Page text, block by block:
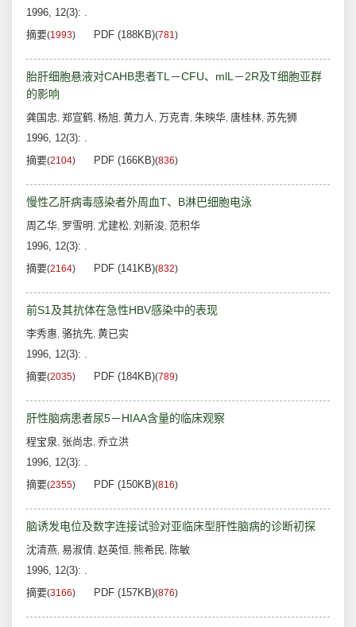
1996, 12(3): .
摘要(1993) PDF (188KB)(781)
胎肝细胞悬液对CAHB患者TL－CFU、mlL－2R及T细胞亚群
的影响
龚国忠, 郑宣鹤, 杨旭, 黄力人, 万克青, 朱映华, 唐桂林, 苏先狮
1996, 12(3): .
摘要(2104) PDF (166KB)(836)
慢性乙肝病毒感染者外周血T、B淋巴细胞电泳
周乙华, 罗雪明 , 尤建松, 刘新浚, 范积华
1996, 12(3): .
摘要(2164) PDF (141KB)(832)
前S1及其抗体在急性HBV感染中的表现
李秀惠, 骆抗先, 黄已实
1996, 12(3): .
摘要(2035) PDF (184KB)(789)
肝性脑病患者尿5－HIAA含量的临床观察
程宝泉, 张尚忠, 乔立洪
1996, 12(3): .
摘要(2355) PDF (150KB)(816)
脑诱发电位及数字连接试验对亚临床型肝性脑病的诊断初探
沈清燕, 易淑倩, 赵英恒, 熊希民, 陈敏
1996, 12(3): .
摘要(3166) PDF (157KB)(876)